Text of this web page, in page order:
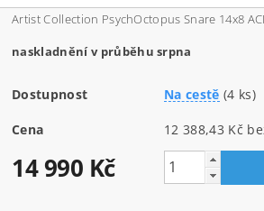
Artist Collection PsychOctopus Snare 14x8
naskladnění v průběhu srpna
Dostupnost Na cestě (4 ks)
Cena 12
14 990 Kč